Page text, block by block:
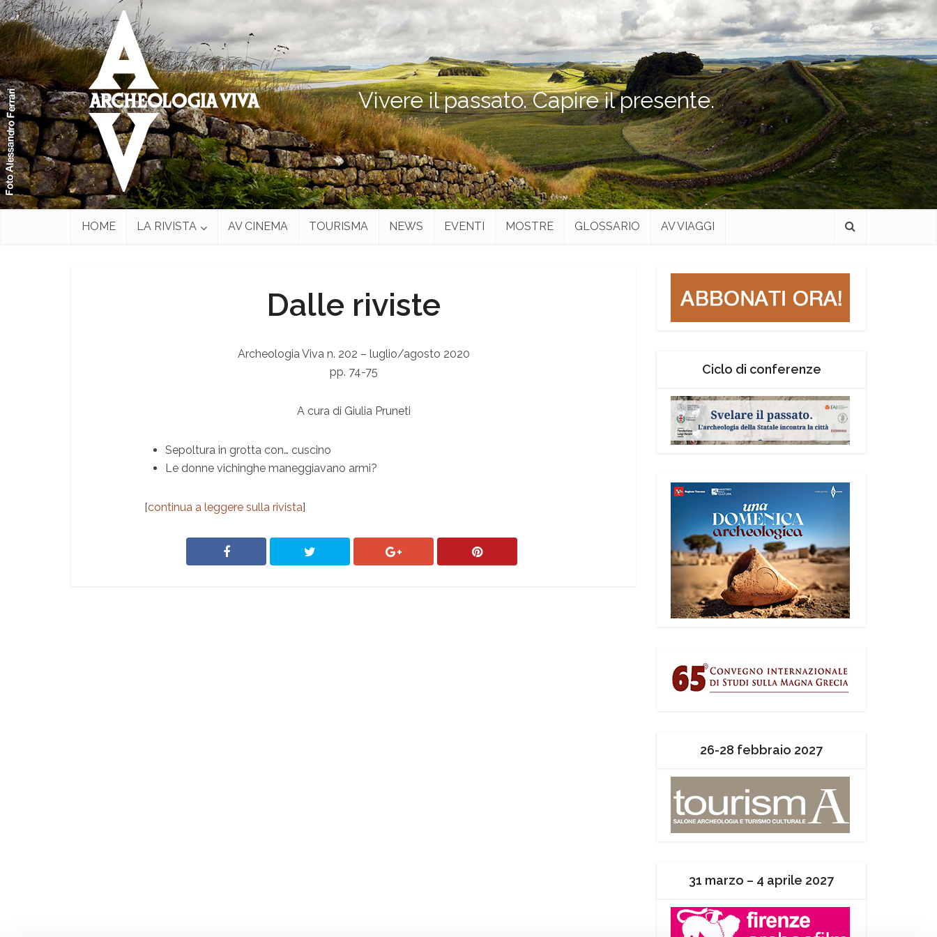
Vivere il passato. Capire il presente.
HOME LA RIVISTA AV CINEMA TOURISMA NEWS EVENTI MOSTRE GLOSSARIO AV VIAGGI
Dalle riviste
Archeologia Viva n. 202 – luglio/agosto 2020
pp. 74-75
A cura di Giulia Pruneti
Sepoltura in grotta con… cuscino
Le donne vichinghe maneggiavano armi?
[continua a leggere sulla rivista]
Ciclo di conferenze
26-28 febbraio 2027
31 marzo – 4 aprile 2027